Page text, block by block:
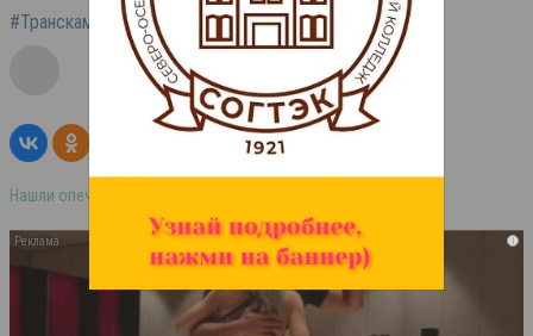
#Транскам #проезд #Северная Осетия
Нашли опечатку в тексте? Выделите её и нажмите ctrl+enter
i